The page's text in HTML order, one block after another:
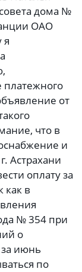
дома №
ОАО
я
от
что в
и
Астрахани
оплату за
как в
№ 354 при
о
за июнь
по